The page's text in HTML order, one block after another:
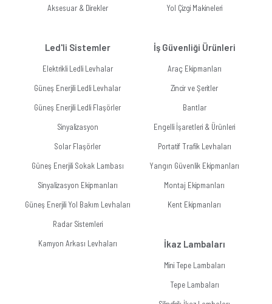
Aksesuar & Direkler
Led'li Sistemler
Elektrikli Ledli Levhalar
Güneş Enerjili Ledli Levhalar
Güneş Enerjili Ledli Flaşörler
Sinyalizasyon
Solar Flaşörler
Güneş Enerjili Sokak Lambası
Sinyalizasyon Ekipmanları
Güneş Enerjili Yol Bakım Levhaları
Radar Sistemleri
Kamyon Arkası Levhaları
Yol Çizgi Makineleri
İş Güvenliği Ürünleri
Araç Ekipmanları
Zincir ve Şeritler
Bantlar
Engelli İşaretleri & Ürünleri
Portatif Trafik Levhaları
Yangın Güvenlik Ekipmanları
Montaj Ekipmanları
Kent Ekipmanları
İkaz Lambaları
Mini Tepe Lambaları
Tepe Lambaları